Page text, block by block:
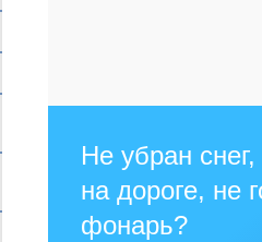
Не убран
на дороге, не
фонарь?